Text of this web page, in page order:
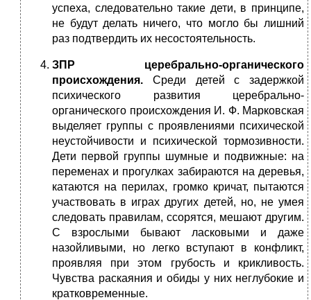
успеха, следовательно такие дети, в принципе,
не будут делать ничего, что могло бы лишний
раз подтвердить их несостоятельность.
ЗПР церебрально-органического
происхождения. Среди детей с задержкой
психического развития церебрально-
органического происхождения И. Ф. Марковская
выделяет группы с проявлениями психической
неустойчивости и психической тормозивности.
Дети первой группы шумные и подвижные: на
переменах и прогулках забираются на деревья,
катаются на перилах, громко кричат, пытаются
участвовать в играх других детей, но, не умея
следовать правилам, ссорятся, мешают другим.
С взрослыми бывают ласковыми и даже
назойливыми, но легко вступают в конфликт,
проявляя при этом грубость и крикливость.
Чувства раскаяния и обиды у них неглубокие и
кратковременные.